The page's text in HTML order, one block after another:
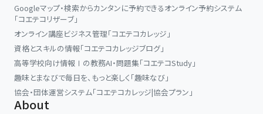
Googleマップ・検索からカンタンに予約できるオンライン予約システム
「コエテコリザーブ」
オンライン講座ビジネス管理「コエテコカレッジ」
資格とスキルの情報「コエテコカレッジブログ」
高等学校向け情報Ⅰの教務AI・問題集「コエテコStudy」
趣味とまなびで毎日を、もっと楽しく「趣味なび」
協会・団体運営システム「コエテコカレッジ|協会プラン」
About